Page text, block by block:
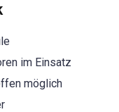
im Einsatz
möglich